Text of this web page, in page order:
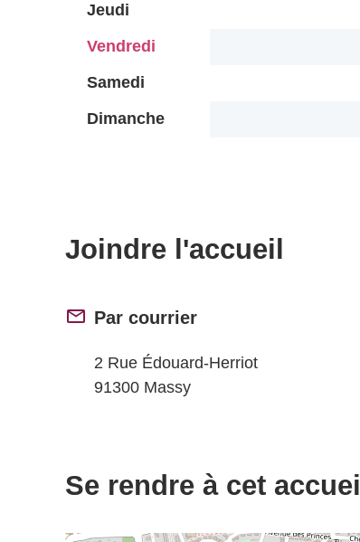
Jeudi
Vendredi
Samedi
Dimanche
Joindre l'accueil
Par courrier
2 Rue Édouard-Herriot
91300 Massy
Se rendre à cet accueil